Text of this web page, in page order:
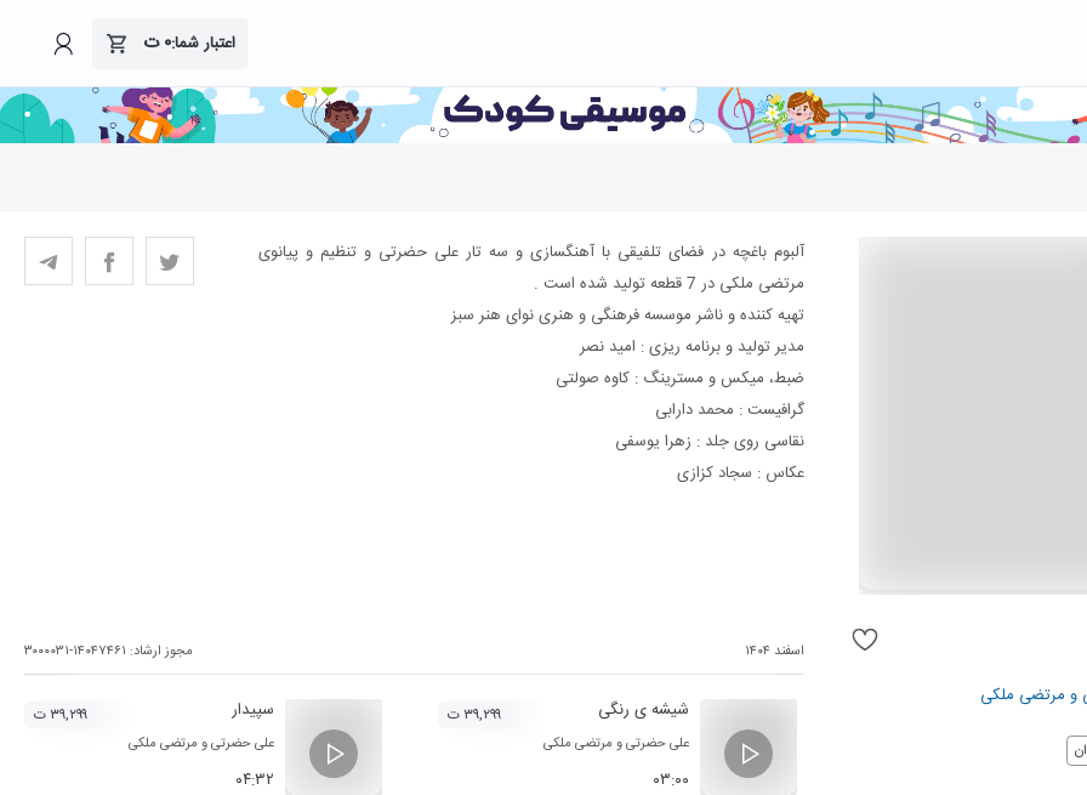
اعتبار شما:۰ت
و مرتضی ملکی
آلبوم باغچه در فضای تلفیقی با آهنگسازی و سه تار علی حضرتی و تنظیم و پیانوی
مرتضی ملکی در 7 قطعه تولید شده است .
تهیه کننده و ناشر موسسه فرهنگی و هنری نوای هنر سبز
مدیر تولید و برنامه ریزی : امید نصر
ضبط، میکس و مسترینگ : کاوه صولتی
گرافیست : محمد دارابی
نقاسی روی جلد : زهرا یوسفی
عکاس : سجاد کزازی
اسفند ۱۴۰۴ مجوز ارشاد: ۳۰۰۰۰۳۱-۱۴۰۴۷۴۶۱
شیشه ی رنگی
علی حضرتیو مرتضی ملکی
۰۳:۰۰
۳۹,۲۹۹ ت سپیدار
علی حضرتیو مرتضی ملکی
۰۴:۳۲
۳۹,۲۹۹ ت